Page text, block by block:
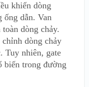
khiển dòng
ống dẫn. Van
dòng chảy.
dòng chảy
Tuy nhiên, gate
biến trong đường